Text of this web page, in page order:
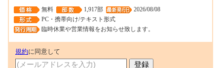
無料 1,917部
2026/08/08
PC・携帯向け/テキスト形式
臨時休業や営業情報をお知らせ致します。
規約に同意して